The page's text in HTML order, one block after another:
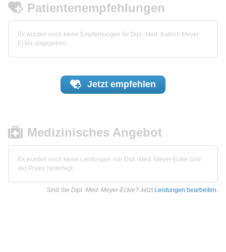
Patientenempfehlungen
Es wurden noch keine Empfehlungen für Dipl.-Med. Kathrin Meyer-
Eckle abgegeben.
Jetzt empfehlen
Medizinisches Angebot
Es wurden noch keine Leistungen von Dipl.-Med. Meyer-Eckle bzw.
der Praxis hinterlegt.
Sind Sie Dipl.-Med. Meyer-Eckle? Jetzt Leistungen bearbeiten.